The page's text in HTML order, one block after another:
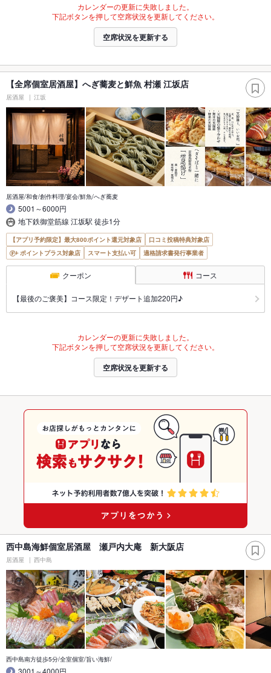
カレンダーの更新に失敗しました。
下記ボタンを押して空席状況を更新してください。
空席状況を更新する
【全席個室居酒屋】へぎ蕎麦と鮮魚 村瀬 江坂店
居酒屋 江坂
居酒屋/和食/創作料理/宴会/鮮魚/へぎ蕎麦
5001～6000円
地下鉄御堂筋線 江坂駅 徒歩1分
【アプリ予約限定】最大800ポイント還元対象店
口コミ投稿特典対象店
ポイントプラス対象店
スマート支払い可 適格請求書発行事業者
クーポン コース
【最後のご褒美】コース限定！デザート追加220円♪
カレンダーの更新に失敗しました。
下記ボタンを押して空席状況を更新してください。
空席状況を更新する
西中島海鮮個室居酒屋 瀬戸内大庵 新大阪店
居酒屋 西中島
西中島南方徒歩5分/全室個室/旨い海鮮/
3001～4000円